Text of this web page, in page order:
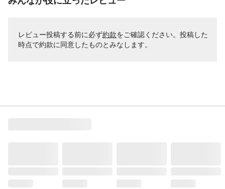
レビュー投稿する前に必ず約款をご確認ください。投稿した
時点で約款に同意したものとみなします。